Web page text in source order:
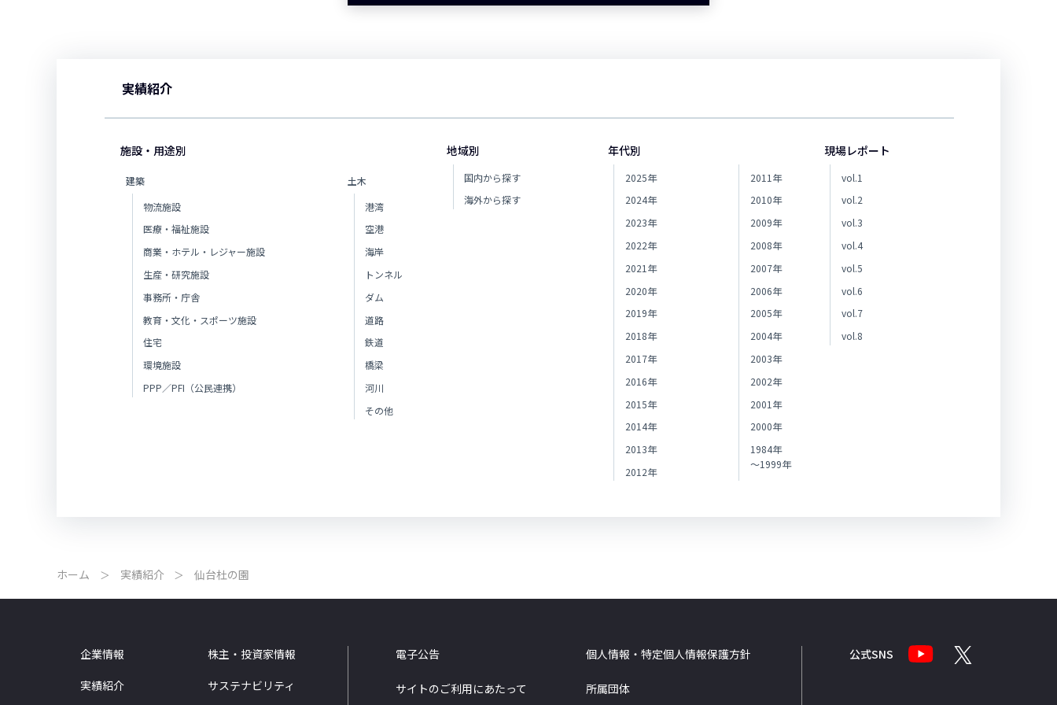
実績紹介
施設・用途別
建築
物流施設
医療・福祉施設
商業・ホテル・レジャー施設
生産・研究施設
事務所・庁舎
教育・文化・スポーツ施設
住宅
環境施設
PPP／PFI（公民連携）
土木
港湾
空港
海岸
トンネル
ダム
道路
鉄道
橋梁
河川
その他
地域別
国内から探す
海外から探す
年代別
2025年
2024年
2023年
2022年
2021年
2020年
2019年
2018年
2017年
2016年
2015年
2014年
2013年
2012年
2011年
2010年
2009年
2008年
2007年
2006年
2005年
2004年
2003年
2002年
2001年
2000年
1984年
～1999年
現場レポート
vol.1
vol.2
vol.3
vol.4
vol.5
vol.6
vol.7
vol.8
ホーム 実績紹介 仙台杜の園
企業情報
株主・投資家情報
実績紹介
サステナビリティ
電子公告 個人情報・特定個人情報保護方針
サイトのご利用にあたって 所属団体
公式SNS